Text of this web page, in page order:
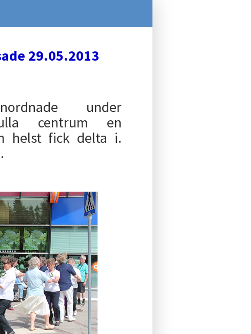
29.05.2013
under
centrum en
helst fick delta i.